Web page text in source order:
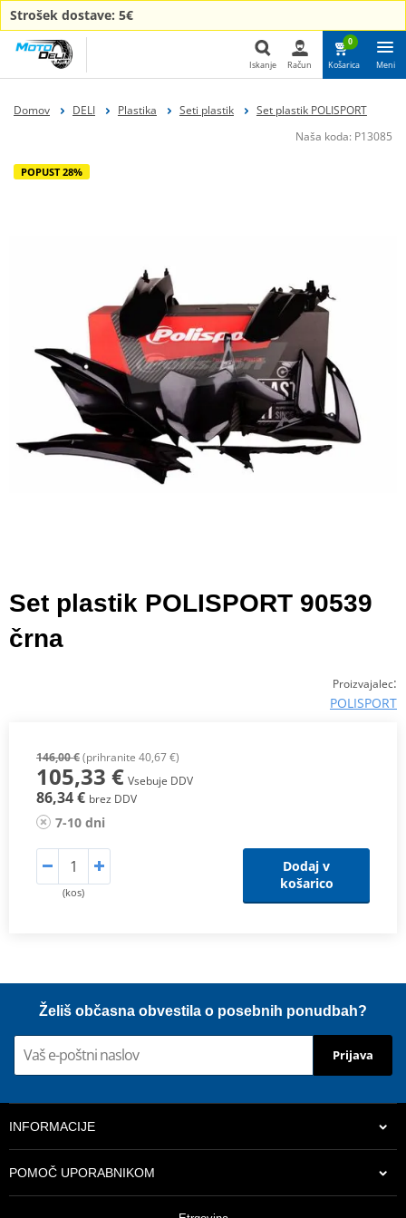
Strošek dostave: 5€
Iskanje
Iskanje Račun
0
Košarica Meni
Domov DELI Plastika Seti plastik
Set plastik POLISPORT
Naša koda: P13085
POPUST 28%
Set plastik POLISPORT 90539
črna
Proizvajalec:
POLISPORT
146,00 €(prihranite 40,67 €)
105,33 € Vsebuje DDV
86,34 € brez DDV
7-10 dni
(kos)
Dodaj v
košarico
Želiš občasna obvestila o posebnih ponudbah?
Prijava
INFORMACIJE
POMOČ UPORABNIKOM